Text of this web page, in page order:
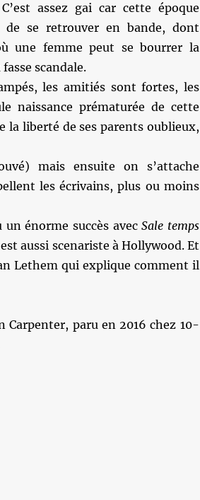
assez gai car cette époque
de se retrouver en bande, dont
une femme peut se bourrer la
scandale.
les amitiés sont fortes, les
naissance prématurée de cette
la liberté de ses parents oublieux,
mais ensuite on s’attache
les écrivains, plus ou moins
un énorme succès avecSale temps
aussi scenariste à Hollywood. Et
Lethem qui explique comment il
Carpenter, paru en 2016 chez 10-